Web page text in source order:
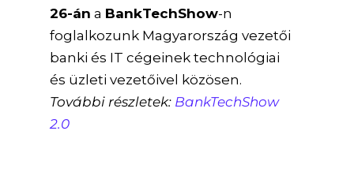
26-án a BankTechShow-n
foglalkozunk Magyarország vezetői
banki és IT cégeinek technológiai
és üzleti vezetőivel közösen.
További részletek: BankTechShow
2.0